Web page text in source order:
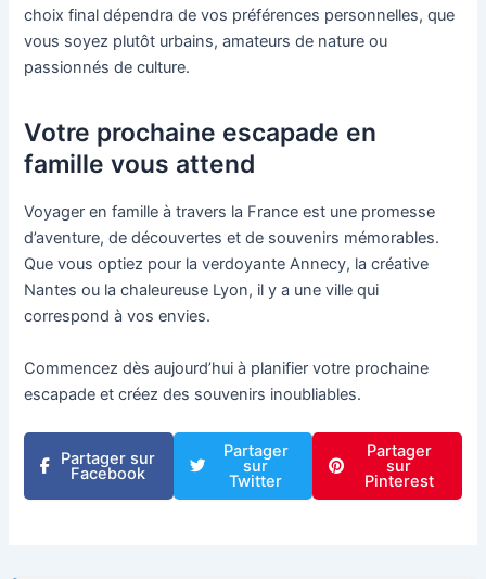
choix final dépendra de vos préférences personnelles, que
vous soyez plutôt urbains, amateurs de nature ou
passionnés de culture.
Votre prochaine escapade en
famille vous attend
Voyager en famille à travers la France est une promesse
d’aventure, de découvertes et de souvenirs mémorables.
Que vous optiez pour la verdoyante Annecy, la créative
Nantes ou la chaleureuse Lyon, il y a une ville qui
correspond à vos envies.
Commencez dès aujourd’hui à planifier votre prochaine
escapade et créez des souvenirs inoubliables.
Partager sur
Facebook
Partager
sur
Twitter
Partager
sur
Pinterest